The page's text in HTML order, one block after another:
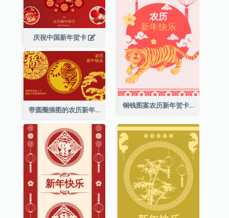
庆祝中国新年贺卡
铜钱图案农历新年贺卡
带圆圈插图的农历新年快乐贺卡